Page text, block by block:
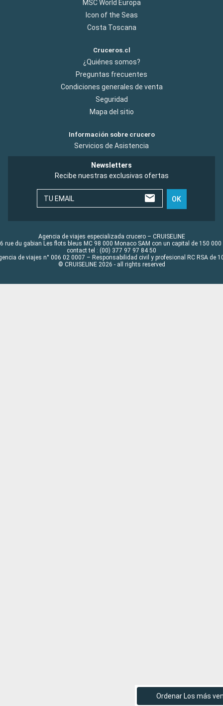
Ordenar Los más
MSC World Europa
Icon of the Seas
Costa Toscana
Cruceros.cl
¿Quiénes somos?
Preguntas frecuentes
Condiciones generales de venta
Seguridad
Mapa del sitio
Información sobre crucero
Servicios de Asistencia
Newsletters
Recibe nuestras exclusivas ofertas
TU EMAIL OK
Agencia de viajes especializada crucero – CRUISELINE
rue du gabian Les flots bleus MC 98 000 Monaco SAM con un capital de 150 000
contact tel : (00) 377 97 97 84 50
de viajes n° 006 02 0007 – Responsabilidad civil y profesional RC RSA de
© CRUISELINE 2026 - all rights reserved